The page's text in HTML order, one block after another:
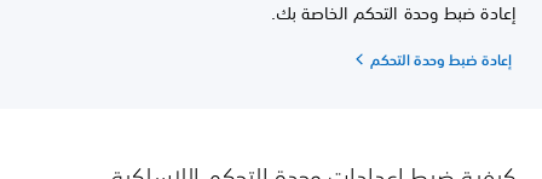
إعادة ضبط وحدة التحكم الخاصة بك.
إعادة ضبط وحدة التحكم